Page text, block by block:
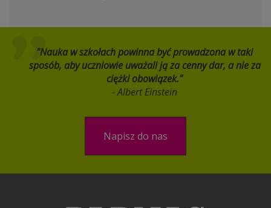
"Nauka w szkołach powinna być prowadzona w taki
sposób, aby uczniowie uważali ją za cenny dar, a nie za
ciężki obowiązek."
- Albert Einstein
Napisz do nas